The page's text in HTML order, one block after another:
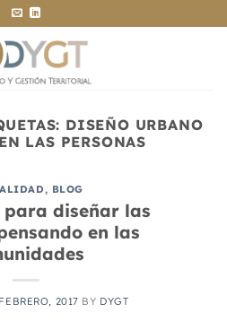
DISEÑO URBANO
LAS PERSONAS
, BLOG
para diseñar las
en las
2017 BY DYGT